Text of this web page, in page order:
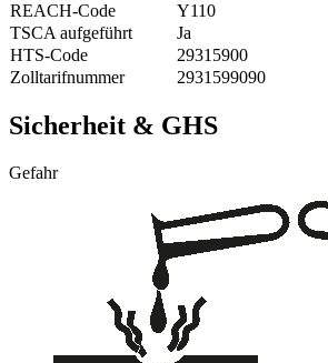
REACH-Code
Y110
TSCA aufgeführt
Ja
HTS-Code
29315900
Zolltarifnummer
2931599090
Sicherheit & GHS
Gefahr